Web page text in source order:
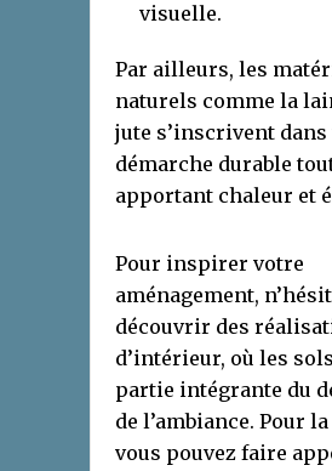
visuelle.
Par ailleurs, les
naturels comme la
jute s’inscrivent dans
démarche durable
apportant chaleur et
Pour inspirer votre
aménagement,
découvrir des
d’intérieur, où les
partie intégrante du
de l’ambiance. Pour
vous pouvez faire